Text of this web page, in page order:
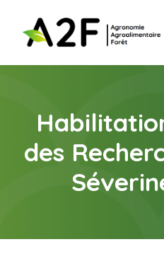
contenu
des